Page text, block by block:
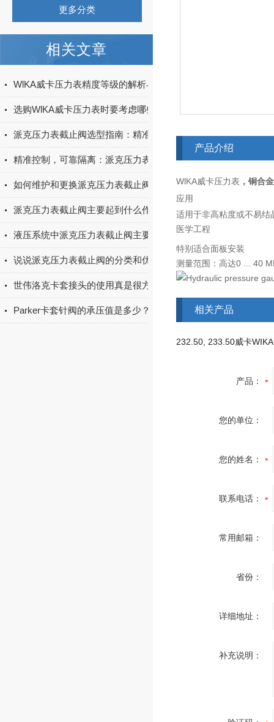
更多分类
相关文章
WlKA威卡压力表精度等级的解析与应用
选购WlKA威卡压力表时要考虑哪些因素？
派克压力表截止阀选型指南：精准隔离与测量，保障系统安全与效率
精准控制，可靠隔离：派克压力表截止阀，测量系统的安全保障与精度守护者
如何维护和更换派克压力表截止阀的密封件？
派克压力表截止阀主要起到什么作用？
液压系统中派克压力表截止阀主要起到两个作用
说说派克压力表截止阀的分类和优点
世伟洛克卡套接头的使用真是很方便了
Parker卡套针阀的承压值是多少？
产品介绍
WlKA威卡压力表 ，铜合
应用
医学工程
特别适合面板安装
测量范围：高达0 ... 40
符合EN 837-1标准
标准尺寸 (mm)
40、50和63
波动性：2/3 x满量程值
环境温度：-20 … +60℃
当测量系统的温度在参
波登管压力表，铜合金材
充液型，塑料外壳
型号 113.53
波登管压力表，铜合金材
不锈钢表壳，充液型，
相关产品
产品：
您的单位：
您的姓名：
联系电话：
常用邮箱：
省份：
详细地址：
补充说明：